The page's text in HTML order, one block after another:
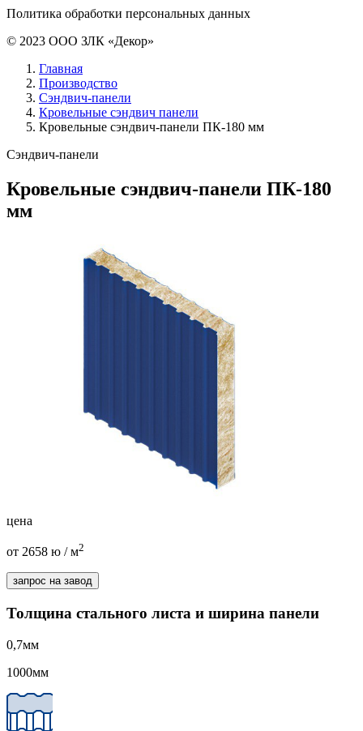
Политика обработки персональных данных
© 2023 ООО ЗЛК «Декор»
Главная
Производство
Сэндвич-панели
Кровельные сэндвич панели
Кровельные сэндвич-панели ПК-180 мм
Сэндвич-панели
Кровельные сэндвич-панели ПК-180
мм
цена
от 2658 ю / м2
запрос на завод
Толщина стального листа и ширина панели
0,7мм
1000мм